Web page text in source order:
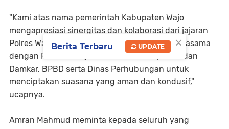
"Kami atas nama pemerintah Kabupaten Wajo
mengapresiasi sinergitas dan kolaborasi dari jajaran
Polres Wajo dan Kodim 1406/Wajo yang bekerjasama
dengan Pemkab Wajo dalam hal ini Satpol PP dan
Damkar, BPBD serta Dinas Perhubungan untuk
menciptakan suasana yang aman dan kondusif,"
ucapnya.
Amran Mahmud meminta kepada seluruh yang
×
Berita Terbaru UPDATE